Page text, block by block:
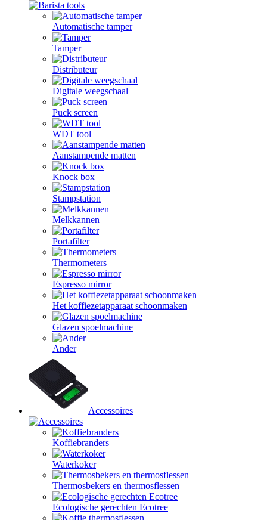
Automatische tamper
Tamper
Distributeur
Digitale weegschaal
Puck screen
WDT tool
Aanstampende matten
Knock box
Stampstation
Melkkannen
Portafilter
Thermometers
Espresso mirror
Het koffiezetapparaat schoonmaken
Glazen spoelmachine
Ander
Accessoires
Koffiebranders
Waterkoker
Thermosbekers en thermosflessen
Ecologische gerechten Ecotree